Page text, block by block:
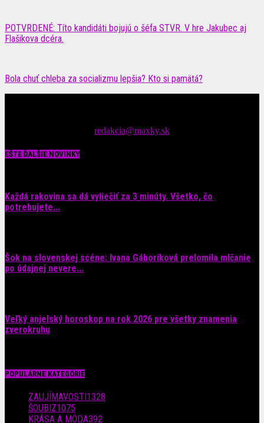
POTVRDENÉ: Títo kandidáti bojujú o šéfa STVR. V hre Jakubec aj
Flašikova dcéra.
Bola chuť chleba za socializmu lepšia? Kto si pamätá?
redakcia@maxky.sk
EŠTE ĎALŠIE NOVINKY
Každá rakovina sa dá vyliečiť za 3 minúty. Všetko, čo
potrebujete...
Šok na slovenskej scéne: Ivana Gáboríková prelomila mlčanie
po údajnej nevere...
Veľký anjelský horoskop na rok 2026 pre všetky znamenia
zverokruhu
POPULÁRNE KATEGÓRIE
ZAUJÍMAVOSTI1328
ŠOUBIZ1075
KRÁSA A MÓDA392